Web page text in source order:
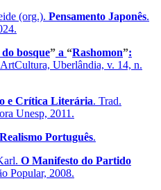
(org.). Pensamento Japonês.
bosque” a “Rashomon”:
Uberlândia, v. 14, n.
e Crítica Literária. Trad.
Unesp, 2011.
Português.
O Manifesto do Partido
Popular, 2008.